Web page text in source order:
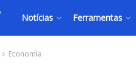
Notícias Ferramentas
Economia